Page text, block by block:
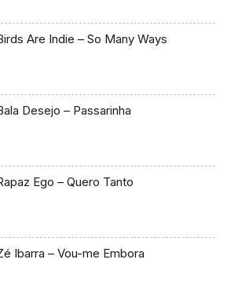
Are Indie – So Many Ways
Desejo – Passarinha
Ego – Quero Tanto
Ibarra – Vou-me Embora